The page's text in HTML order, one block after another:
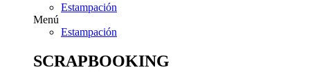
Estampación
Menú
Estampación
SCRAPBOOKING